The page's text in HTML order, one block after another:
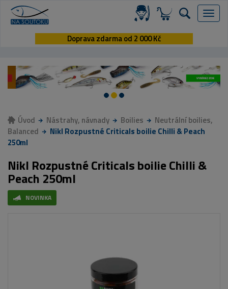
Menu
Doprava zdarma od 2 000 Kč
Úvod Nástrahy, návnady Boilies
Neutrální boilies,
Balanced
Nikl Rozpustné Criticals boilie Chilli & Peach
250ml
Nikl Rozpustné Criticals boilie Chilli &
Peach 250ml
NOVINKA